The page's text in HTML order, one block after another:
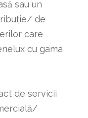
sau un
de
care
cu gama
de servicii